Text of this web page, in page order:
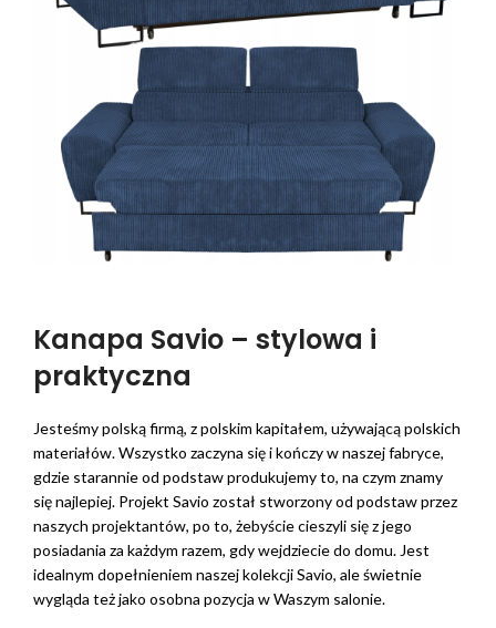
Kanapa Savio – stylowa i
praktyczna
Jesteśmy polską firmą, z polskim kapitałem, używającą polskich
materiałów. Wszystko zaczyna się i kończy w naszej fabryce,
gdzie starannie od podstaw produkujemy to, na czym znamy
się najlepiej. Projekt Savio został stworzony od podstaw przez
naszych projektantów, po to, żebyście cieszyli się z jego
posiadania za każdym razem, gdy wejdziecie do domu. Jest
idealnym dopełnieniem naszej kolekcji Savio, ale świetnie
wygląda też jako osobna pozycja w Waszym salonie.